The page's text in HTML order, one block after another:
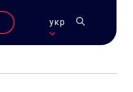
укр